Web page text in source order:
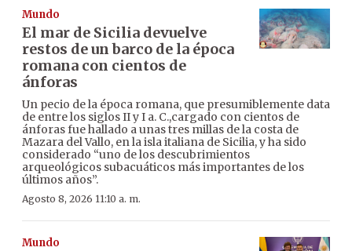
Mundo
El mar de Sicilia devuelve
restos de un barco de la época
romana con cientos de
ánforas
Un pecio de la época romana, que presumiblemente data
de entre los siglos II y I a. C.,cargado con cientos de
ánforas fue hallado a unas tres millas de la costa de
Mazara del Vallo, en la isla italiana de Sicilia, y ha sido
considerado “uno de los descubrimientos
arqueológicos subacuáticos más importantes de los
últimos años”.
Agosto 8, 2026 11:10 a. m.
Mundo